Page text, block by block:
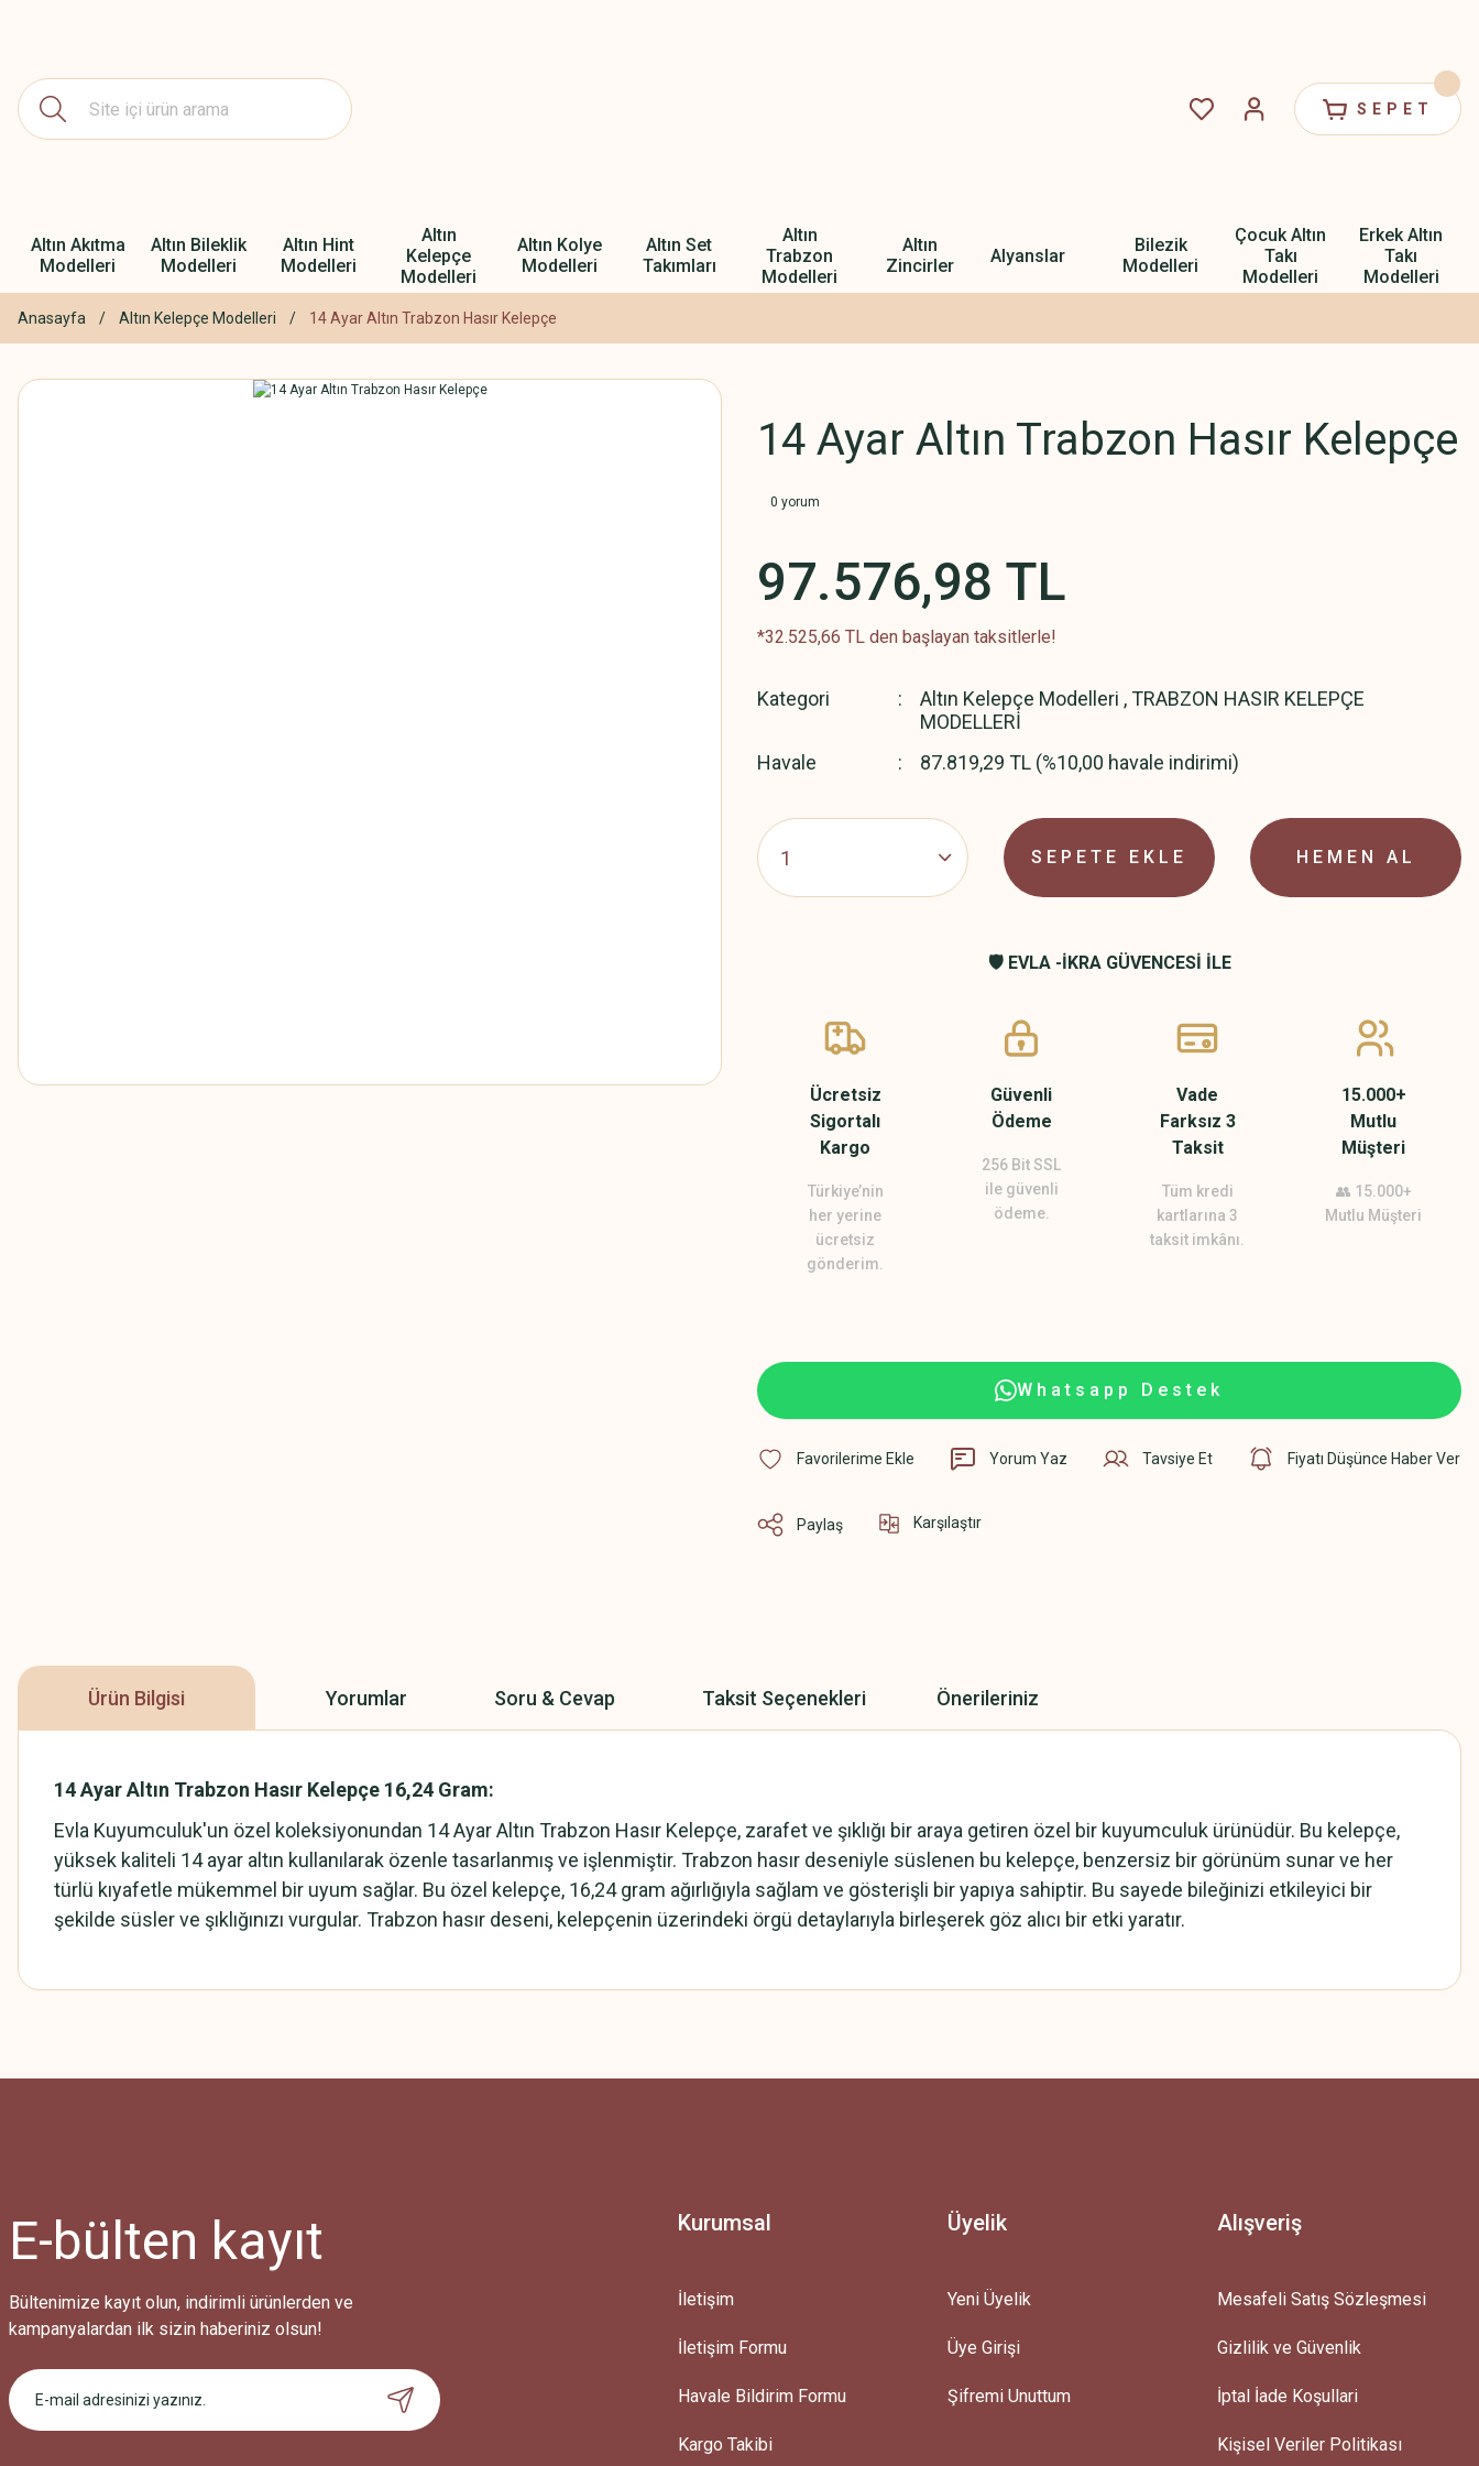
SEPET
Altın Akıtma
Modelleri
Altın Bileklik
Modelleri
Altın Hint
Modelleri
Altın
Kelepçe
Modelleri
Altın Kolye
Modelleri
Altın Set
Takımları
Altın
Trabzon
Modelleri
Altın
Zincirler
Alyanslar
Bilezik
Modelleri
Çocuk Altın
Takı
Modelleri
Erkek Altın
Takı
Modelleri
Anasayfa Altın Kelepçe Modelleri 14 Ayar Altın Trabzon Hasır Kelepçe
14 Ayar Altın Trabzon Hasır Kelepçe
0 yorum
97.576,98 TL
*32.525,66 TL den başlayan taksitlerle!
Kategori Altın Kelepçe Modelleri ,TRABZON HASIR KELEPÇE
MODELLERİ
Havale
87.819,29 TL (%10,00 havale indirimi)
SEPETE EKLE HEMEN AL
🛡️ EVLA -İKRA GÜVENCESİ İLE
Ücretsiz
Sigortalı
Kargo
Türkiye’nin
her yerine
ücretsiz
gönderim.
Güvenli
Ödeme
256 Bit SSL
ile güvenli
ödeme.
Vade
Farksız 3
Taksit
Tüm kredi
kartlarına 3
taksit imkânı.
15.000+
Mutlu
Müşteri
👥 15.000+
Mutlu Müşteri
Whatsapp Destek
Yorum Yaz Tavsiye Et Fiyatı Düşünce Haber Ver
Paylaş Karşılaştır
Ürün Bilgisi Yorumlar Soru & Cevap Taksit Seçenekleri Önerileriniz
14 Ayar Altın Trabzon Hasır Kelepçe 16,24 Gram:
Evla Kuyumculuk'un özel koleksiyonundan 14 Ayar Altın Trabzon Hasır Kelepçe, zarafet ve şıklığı bir araya getiren özel bir kuyumculuk ürünüdür. Bu kelepçe,
yüksek kaliteli 14 ayar altın kullanılarak özenle tasarlanmış ve işlenmiştir. Trabzon hasır deseniyle süslenen bu kelepçe, benzersiz bir görünüm sunar ve her
türlü kıyafetle mükemmel bir uyum sağlar. Bu özel kelepçe, 16,24 gram ağırlığıyla sağlam ve gösterişli bir yapıya sahiptir. Bu sayede bileğinizi etkileyici bir
şekilde süsler ve şıklığınızı vurgular. Trabzon hasır deseni, kelepçenin üzerindeki örgü detaylarıyla birleşerek göz alıcı bir etki yaratır.
Bu ürüne ilk yorumu siz yapın!
Ürün hakkında henüz soru sorulmamış.
Bu ürüne benzer farklı alternatifler olmalı.
Gönder
E-bülten kayıt
Bültenimize kayıt olun, indirimli ürünlerden ve
kampanyalardan ilk sizin haberiniz olsun!
Kurumsal
İletişim
İletişim Formu
Havale Bildirim Formu
Kargo Takibi
Üyelik
Yeni Üyelik
Üye Girişi
Şifremi Unuttum
Alışveriş
Mesafeli Satış Sözleşmesi
Gizlilik ve Güvenlik
İptal İade Koşullari
Kişisel Veriler Politikası